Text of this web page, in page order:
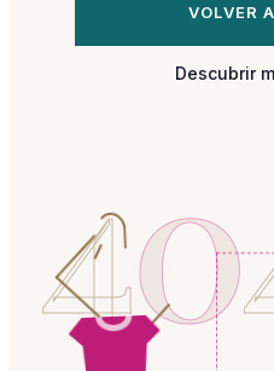
VOLVER
Descubrir
40